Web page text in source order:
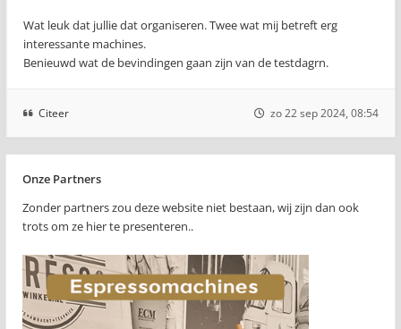
Wat leuk dat jullie dat organiseren. Twee wat mij betreft erg
interessante machines.
Benieuwd wat de bevindingen gaan zijn van de testdagrn.
Citeer zo 22 sep 2024, 08:54
Onze Partners
Zonder partners zou deze website niet bestaan, wij zijn dan ook
trots om ze hier te presenteren..